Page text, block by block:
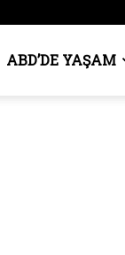
ABD’DE YAŞAM